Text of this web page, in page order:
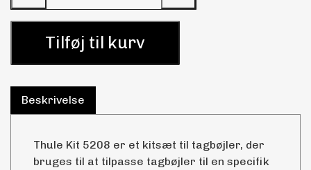
Tilføj til kurv
Beskrivelse
Thule Kit 5208 er et kitsæt til tagbøjler, der
bruges til at tilpasse tagbøjler til en specifik